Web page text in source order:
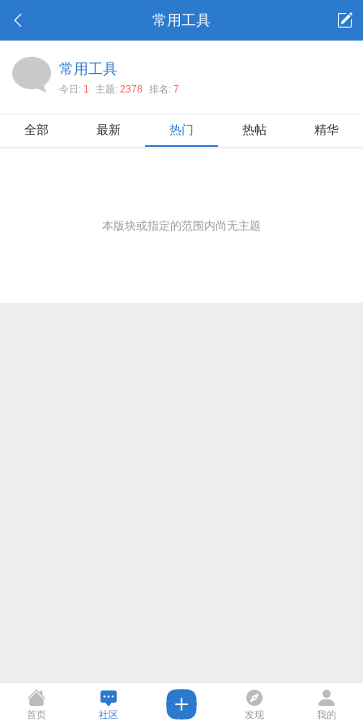
常用工具
常用工具
今日: 1 主题: 2378 排名: 7
全部 最新 热门 热帖 精华
本版块或指定的范围内尚无主题
首页 社区 发现 我的